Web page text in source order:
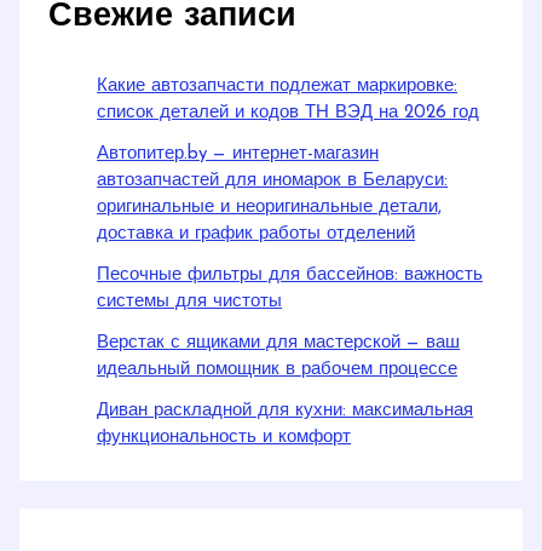
Свежие записи
Какие автозапчасти подлежат маркировке:
список деталей и кодов ТН ВЭД на 2026 год
Автопитер.by — интернет-магазин
автозапчастей для иномарок в Беларуси:
оригинальные и неоригинальные детали,
доставка и график работы отделений
Песочные фильтры для бассейнов: важность
системы для чистоты
Верстак с ящиками для мастерской — ваш
идеальный помощник в рабочем процессе
Диван раскладной для кухни: максимальная
функциональность и комфорт